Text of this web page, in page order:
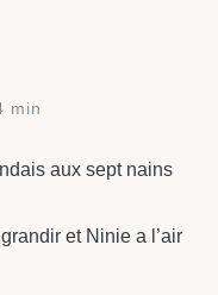
min
aux sept nains
et Ninie a l’air